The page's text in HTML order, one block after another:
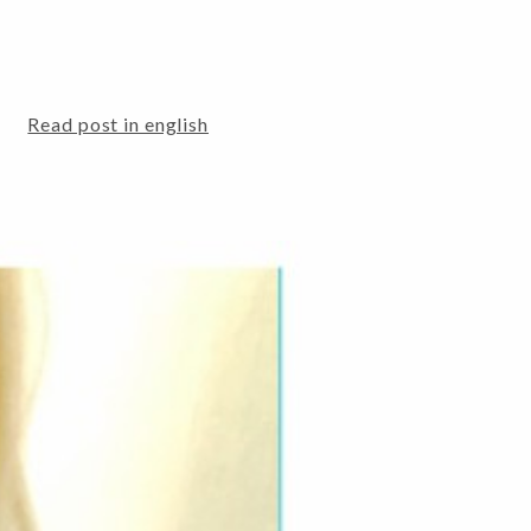
Read post in english